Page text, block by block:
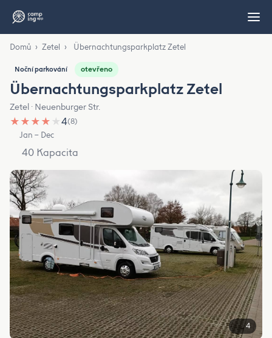
Domů › Zetel › Übernachtungsparkplatz Zetel
Noční parkování otevřeno
Übernachtungsparkplatz Zetel
Zetel · Neuenburger Str.
★ ★ ★ ★ ★4(8)
Jan – Dec
40 Kapacita
4